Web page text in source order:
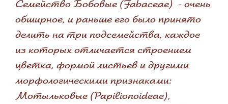
Семейство Бобовые (Fabaceae) - очень
обширное, и раньше его было принято
делить на три подсемейства, каждое
из которых отличается строением
цветка, формой листьев и другими
морфологическими признаками:
Мотыльковые (Papilionoideae),